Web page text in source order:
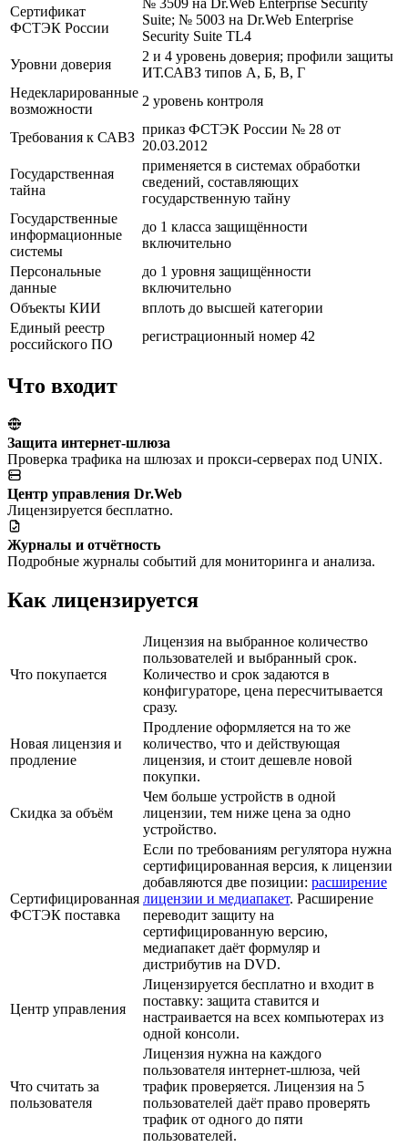
Сертификат
ФСТЭК России
№ 3509 на Dr.Web Enterprise Security
Suite; № 5003 на Dr.Web Enterprise
Security Suite TL4
Уровни доверия
2 и 4 уровень доверия; профили защиты
ИТ.САВЗ типов А, Б, В, Г
Недекларированные
возможности
2 уровень контроля
Требования к САВЗ
приказ ФСТЭК России № 28 от
20.03.2012
Государственная
тайна
применяется в системах обработки
сведений, составляющих
государственную тайну
Государственные
информационные
системы
до 1 класса защищённости
включительно
Персональные
данные
до 1 уровня защищённости
включительно
Объекты КИИ
вплоть до высшей категории
Единый реестр
российского ПО
регистрационный номер 42
Что входит
Защита интернет-шлюза
Проверка трафика на шлюзах и прокси-серверах под UNIX.
Центр управления Dr.Web
Лицензируется бесплатно.
Журналы и отчётность
Подробные журналы событий для мониторинга и анализа.
Как лицензируется
Что покупается
Лицензия на выбранное количество
пользователей и выбранный срок.
Количество и срок задаются в
конфигураторе, цена пересчитывается
сразу.
Новая лицензия и
продление
Продление оформляется на то же
количество, что и действующая
лицензия, и стоит дешевле новой
покупки.
Скидка за объём
Чем больше устройств в одной
лицензии, тем ниже цена за одно
устройство.
Сертифицированная
ФСТЭК поставка
Если по требованиям регулятора нужна
сертифицированная версия, к лицензии
добавляются две позиции: расширение
лицензии и медиапакет. Расширение
переводит защиту на
сертифицированную версию,
медиапакет даёт формуляр и
дистрибутив на DVD.
Центр управления
Лицензируется бесплатно и входит в
поставку: защита ставится и
настраивается на всех компьютерах из
одной консоли.
Что считать за
пользователя
Лицензия нужна на каждого
пользователя интернет-шлюза, чей
трафик проверяется. Лицензия на 5
пользователей даёт право проверять
трафик от одного до пяти
пользователей.